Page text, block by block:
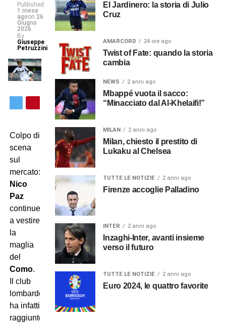
Published
1 mese
agoon 26
Giugno
2026
By
Giuseppe
Petruzzini
Colpo di
scena
sul
mercato:
Nico
Paz
continuerà
a vestire
la
maglia
del
Como.
Il club
lombardo
ha infatti
raggiunto
El Jardinero: la storia di Julio
Cruz
AMARCORD 24 ore ago
Twist of Fate: quando la storia
cambia
NEWS 2 anni ago
Mbappé vuota il sacco:
“Minacciato dal Al-Khelaifi!”
MILAN 2 anni ago
Milan, chiesto il prestito di
Lukaku al Chelsea
TUTTE LE NOTIZIE 2 anni ago
Firenze accoglie Palladino
INTER 2 anni ago
Inzaghi-Inter, avanti insieme
verso il futuro
TUTTE LE NOTIZIE 2 anni ago
Euro 2024, le quattro favorite